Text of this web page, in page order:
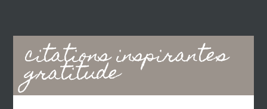
citations inspirantes
gratitude
Main
navigation